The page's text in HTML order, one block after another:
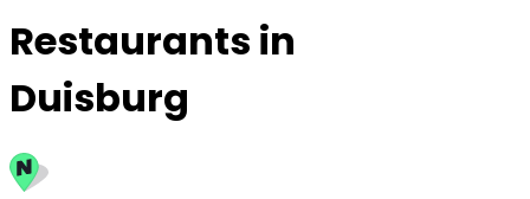
Restaurants in
Duisburg